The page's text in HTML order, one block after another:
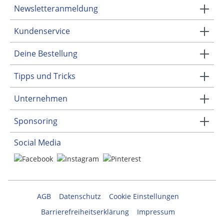
Newsletteranmeldung
Kundenservice
Deine Bestellung
Tipps und Tricks
Unternehmen
Sponsoring
Social Media
AGB Datenschutz
Cookie Einstellungen
Barrierefreiheitserklärung
Impressum